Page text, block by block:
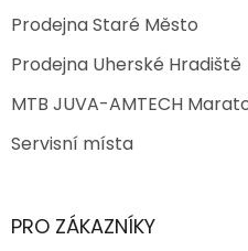
Prodejna Staré Město
Prodejna Uherské Hradiště
MTB JUVA-AMTECH
Servisní místa
PRO ZÁKAZNÍKY